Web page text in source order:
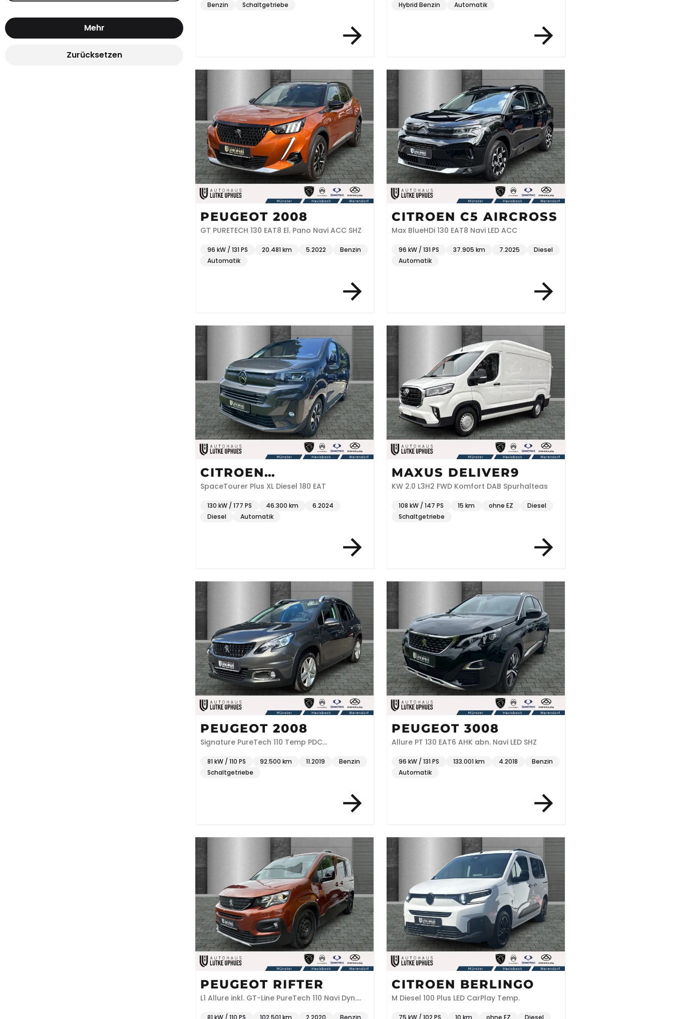
Mehr
Zurücksetzen
Benzin
Schaltgetriebe
Hybrid Benzin
Automatik
PEUGEOT 2008
GT PURETECH 130 EAT8 El. Pano Navi ACC SHZ
96 kW / 131 PS 20.481 km 5.2022
Benzin
Automatik
CITROEN C5 AIRCROSS
Max BlueHDi 130 EAT8 Navi LED ACC
96 kW / 131 PS 37.905 km 7.2025
Diesel
Automatik
CITROEN
SPACETOURER
SpaceTourer Plus XL Diesel 180 EAT
130 kW / 177 PS 46.300 km
6.2024
Diesel
Automatik
MAXUS DELIVER9
KW 2.0 L3H2 FWD Komfort DAB Spurhalteas
108 kW / 147 PS 15 km ohne EZ
Diesel
Schaltgetriebe
PEUGEOT 2008
Signature PureTech 110 Temp PDC
81 kW / 110 PS 92.500 km 11.2019
Benzin
Schaltgetriebe
PEUGEOT 3008
Allure PT 130 EAT6 AHK abn. Navi LED SHZ
96 kW / 131 PS 133.001 km 4.2018
Benzin
Automatik
PEUGEOT RIFTER
L1 Allure inkl. GT-Line PureTech 110 Navi Dyn.
CITROEN BERLINGO
M Diesel 100 Plus LED CarPlay Temp.